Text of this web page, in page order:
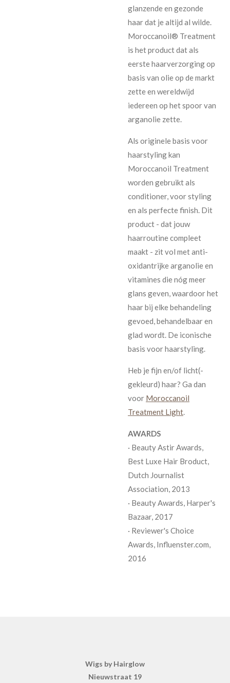
glanzende en gezonde
haar dat je altijd al wilde.
Moroccanoil® Treatment
is het product dat als
eerste haarverzorging op
basis van olie op de markt
zette en wereldwijd
iedereen op het spoor van
arganolie zette.
Als originele basis voor
haarstyling kan
Moroccanoil Treatment
worden gebruikt als
conditioner, voor styling
en als perfecte finish. Dit
product - dat jouw
haarroutine compleet
maakt - zit vol met anti-
oxidantrijke arganolie en
vitamines die nóg meer
glans geven, waardoor het
haar bij elke behandeling
gevoed, behandelbaar en
glad wordt. De iconische
basis voor haarstyling.
Heb je fijn en/of licht(-
gekleurd) haar? Ga dan
voor Moroccanoil
Treatment Light.
AWARDS
· Beauty Astir Awards,
Best Luxe Hair Broduct,
Dutch Journalist
Association, 2013
· Beauty Awards, Harper's
Bazaar, 2017
· Reviewer's Choice
Awards, Influenster.com,
2016
Wigs by Hairglow
Nieuwstraat 19